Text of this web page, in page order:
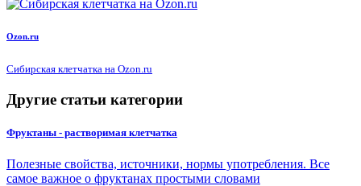
Ozon.ru
Сибирская клетчатка на Ozon.ru
Другие статьи категории
Фруктаны - растворимая клетчатка
Полезные свойства, источники, нормы употребления. Все
самое важное о фруктанах простыми словами